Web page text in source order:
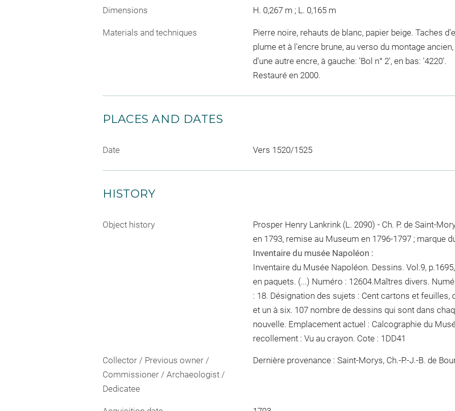
Dimensions H. 0,267 m ; L. 0,165 m
Materials and techniques
Pierre noire, rehauts de blanc, papier beige. Taches
plume et à l'encre brune, au verso du montage
d'une autre encre, à gauche: 'Bol n° 2', en bas: '4220'.
Restauré en 2000.
PLACES AND DATES
Date Vers 1520/1525
HISTORY
Object history
Prosper Henry Lankrink (L. 2090) - Ch. P. de Saint-
en 1793, remise au Museum en 1796-1797 ; marque
Inventaire du musée Napoléon :
Inventaire du Musée Napoléon. Dessins. Vol.9,
en paquets. (...) Numéro : 12604.Maîtres divers.
: 18. Désignation des sujets : Cent cartons et feuilles,
et un à six. 107 nombre de dessins qui sont dans
nouvelle. Emplacement actuel : Calcographie du
recollement : Vu au crayon. Cote : 1DD41
Collector / Previous owner /
Commissioner / Archaeologist /
Dedicatee
Dernière provenance : Saint-Morys, Ch.-P.-J.-B. de